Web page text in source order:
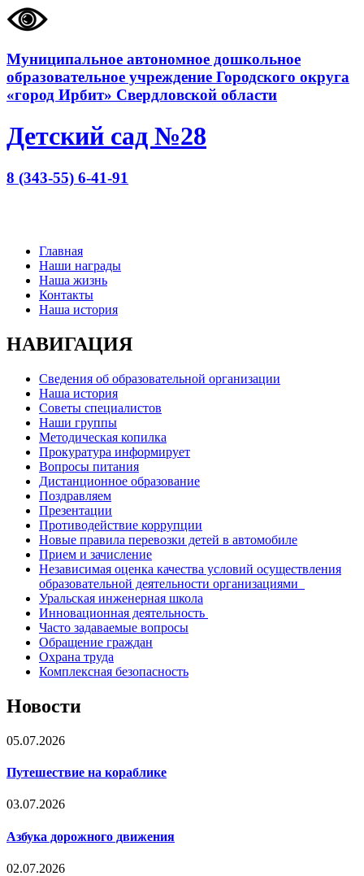
Муниципальное автономное дошкольное
образовательное учреждение Городского округа
«город Ирбит» Свердловской области
Детский сад №28
8 (343-55) 6-41-91
Главная
Наши награды
Наша жизнь
Контакты
Наша история
НАВИГАЦИЯ
Сведения об образовательной организации
Наша история
Советы специалистов
Наши группы
Методическая копилка
Прокуратура информирует
Вопросы питания
Дистанционное образование
Поздравляем
Презентации
Противодействие коррупции
Новые правила перевозки детей в автомобиле
Прием и зачисление
Независимая оценка качества условий осуществления
образовательной деятельности организациями
Уральская инженерная школа
Инновационная деятельность
Часто задаваемые вопросы
Обращение граждан
Охрана труда
Комплексная безопасность
Новости
05.07.2026
Путешествие на кораблике
03.07.2026
Азбука дорожного движения
02.07.2026